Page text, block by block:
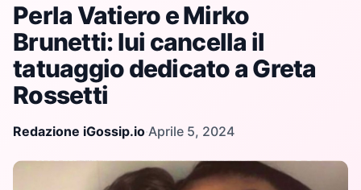
Perla Vatiero e Mirko
Brunetti: lui cancella il
tatuaggio dedicato a Greta
Rossetti
Redazione iGossip.io·Aprile 5, 2024